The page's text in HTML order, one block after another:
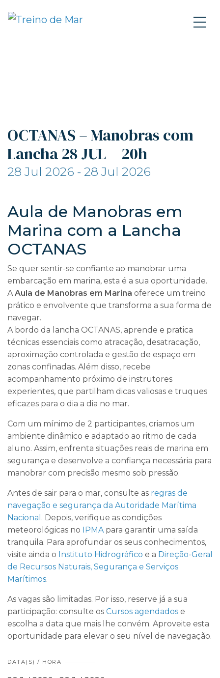
OCTANAS – Manobras com
Lancha 28 JUL – 20h
28 Jul 2026 - 28 Jul 2026
Aula de Manobras em
Marina com a Lancha
OCTANAS
Se quer sentir-se confiante ao manobrar uma
embarcação em marina, esta é a sua oportunidade.
AAula de Manobras em Marina oferece um treino
prático e envolvente que transforma a sua forma de
navegar.
A bordo da lancha OCTANAS, aprende e pratica
técnicas essenciais como atracação, desatracação,
aproximação controlada e gestão de espaço em
zonas confinadas. Além disso, recebe
acompanhamento próximo de instrutores
experientes, que partilham dicas valiosas e truques
eficazes para o dia a dia no mar.
Com um mínimo de 2 participantes, criamos um
ambiente dinâmico e adaptado ao ritmo de cada
aluno. Assim, enfrenta situações reais de marina em
segurança e desenvolve a confiança necessária para
manobrar com precisão mesmo sob pressão.
Antes de sair para o mar, consulte as regras de
navegação e segurança da Autoridade Marítima
Nacional . Depois, verifique as condições
meteorológicas no IPMApara garantir uma saída
tranquila. Para aprofundar os seus conhecimentos,
visite ainda o Instituto Hidrográfico e a Direção-Geral
de Recursos Naturais, Segurança e Serviços
Marítimos.
As vagas são limitadas. Por isso, reserve já a sua
participação: consulte os Cursos agendados e
escolha a data que mais lhe convém. Aproveite esta
oportunidade para elevar o seu nível de navegação.
DATA(S) / HORA